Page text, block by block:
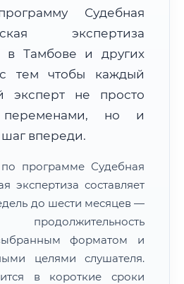
для увеличения и просмотра
Судебная
экспертиза
в Тамбове и других
тем чтобы каждый
эксперт не просто
но и
впереди.
программе Судебная
экспертиза составляет
до шести месяцев —
форматом и
целями слушателя.
в короткие сроки